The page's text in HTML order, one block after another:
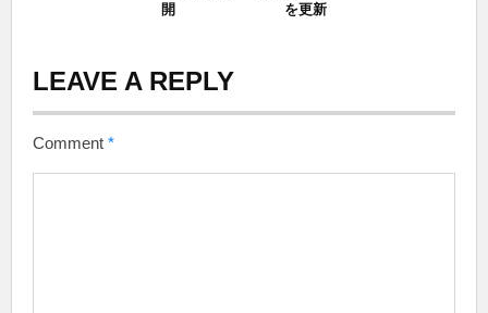
開
を更新
LEAVE A REPLY
Comment *